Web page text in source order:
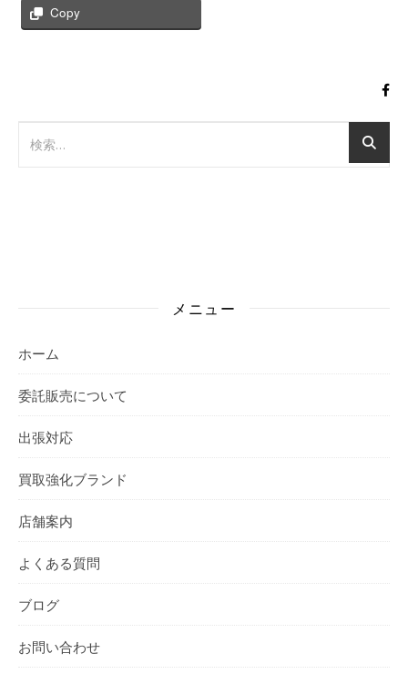
Copy
メニュー
ホーム
委託販売について
出張対応
買取強化ブランド
店舗案内
よくある質問
ブログ
お問い合わせ